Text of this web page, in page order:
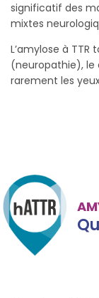
significatif des
mixtes
L’amylose à
(neuropathie),
rarement les